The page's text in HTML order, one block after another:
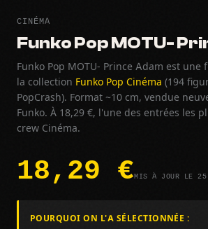
CINÉMA
Funko Pop MOTU-
Funko Pop MOTU- Prince Adam est une
la collection Funko Pop Cinéma (194
PopCrash). Format ~10 cm, vendue
Funko. À 18,29 €, l'une des entrées les
crew Cinéma.
18,29 €MIS À JOUR LE
POURQUOI ON L'A SÉLECTIONNÉE :